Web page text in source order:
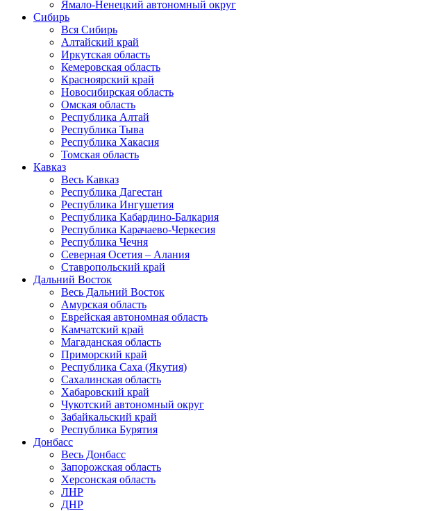
Ямало-Ненецкий автономный округ
Сибирь
Вся Сибирь
Алтайский край
Иркутская область
Кемеровская область
Красноярский край
Новосибирская область
Омская область
Республика Алтай
Республика Тыва
Республика Хакасия
Томская область
Кавказ
Весь Кавказ
Республика Дагестан
Республика Ингушетия
Республика Кабардино-Балкария
Республика Карачаево-Черкесия
Республика Чечня
Северная Осетия – Алания
Ставропольский край
Дальний Восток
Весь Дальний Восток
Амурская область
Еврейская автономная область
Камчатский край
Магаданская область
Приморский край
Республика Саха (Якутия)
Сахалинская область
Хабаровский край
Чукотский автономный округ
Забайкальский край
Республика Бурятия
Донбасс
Весь Донбасс
Запорожская область
Херсонская область
ЛНР
ДНР